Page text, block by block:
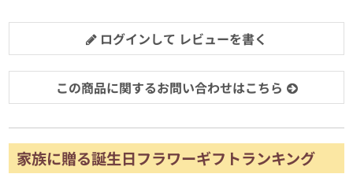
ログインして レビューを書く
この商品に関するお問い合わせはこちら
家族に贈る誕生日フラワーギフトランキング